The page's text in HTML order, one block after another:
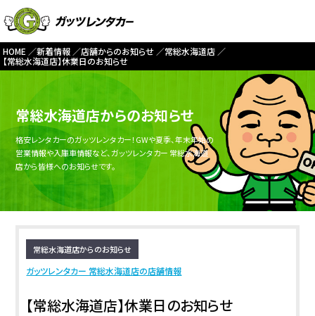
HOME 新着情報 店舗からのお知らせ
常総水海道店
【常総水海道店】休業日のお知らせ
常総水海道店からのお知らせ
格安レンタカーのガッツレンタカー！GWや夏季、年末年始の
営業情報や入庫車情報など、ガッツレンタカー 常総水海道
店から皆様へのお知らせです。
常総水海道店からのお知らせ
ガッツレンタカー 常総水海道店の店舗情報
【常総水海道店】休業日のお知らせ